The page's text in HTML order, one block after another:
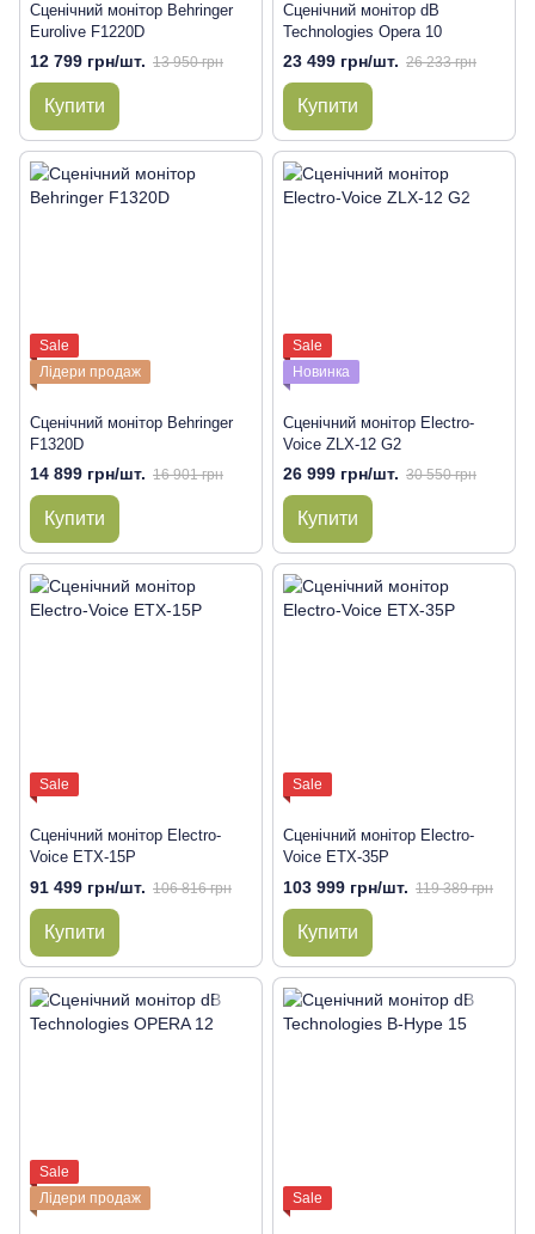
Сценічний монітор Behringer
Eurolive F1220D
12 799 грн/шт. 13 950 грн
Купити
Сценічний монітор dB
Technologies Opera 10
23 499 грн/шт. 26 233 грн
Купити
Sale
Лідери продаж
Сценічний монітор Behringer
F1320D
14 899 грн/шт. 16 901 грн
Купити
Sale
Новинка
Сценічний монітор Electro-
Voice ZLX-12 G2
26 999 грн/шт. 30 550 грн
Купити
Sale
Сценічний монітор Electro-
Voice ETX-15P
91 499 грн/шт. 106 816 грн
Купити
Sale
Сценічний монітор Electro-
Voice ETX-35P
103 999 грн/шт. 119 389 грн
Купити
Sale
Лідери продаж
Sale